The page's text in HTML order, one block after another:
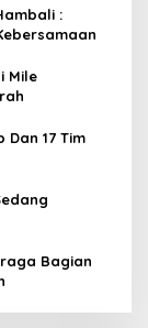
:
Mile
Dan 17 Tim
Bagian